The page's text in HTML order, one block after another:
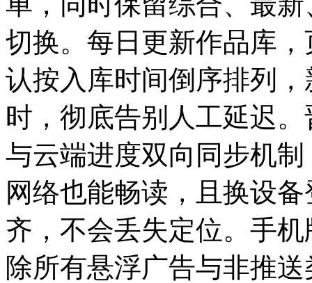
切换。每日更新作品库
认按入库时间倒序排列
时，彻底告别人工延迟
与云端进度双向同步机
网络也能畅读，且换设
齐，不会丢失定位。手
除所有悬浮广告与非推